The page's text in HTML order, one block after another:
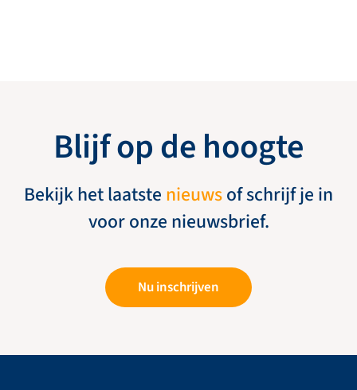
Blijf op de hoogte
Bekijk het laatste nieuwsof schrijf je in
voor onze nieuwsbrief.
Nu inschrijven